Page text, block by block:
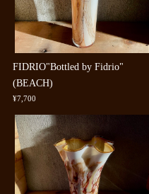
FIDRIO"Bottled by Fidrio"
(BEACH)
¥7,700